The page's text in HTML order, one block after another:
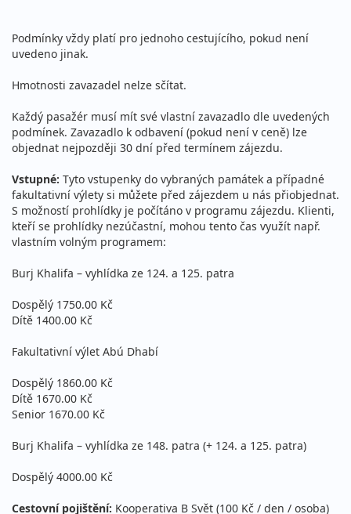
Podmínky vždy platí pro jednoho cestujícího, pokud není
uvedeno jinak.
Hmotnosti zavazadel nelze sčítat.
Každý pasažér musí mít své vlastní zavazadlo dle uvedených
podmínek. Zavazadlo k odbavení (pokud není v ceně) lze
objednat nejpozději 30 dní před termínem zájezdu.
Vstupné: Tyto vstupenky do vybraných památek a případné
fakultativní výlety si můžete před zájezdem u nás přiobjednat.
S možností prohlídky je počítáno v programu zájezdu. Klienti,
kteří se prohlídky nezúčastní, mohou tento čas využít např.
vlastním volným programem:
Burj Khalifa – vyhlídka ze 124. a 125. patra
Dospělý 1750.00 Kč
Dítě 1400.00 Kč
Fakultativní výlet Abú Dhabí
Dospělý 1860.00 Kč
Dítě 1670.00 Kč
Senior 1670.00 Kč
Burj Khalifa – vyhlídka ze 148. patra (+ 124. a 125. patra)
Dospělý 4000.00 Kč
Cestovní pojištění: Kooperativa B Svět (100 Kč / den / osoba)